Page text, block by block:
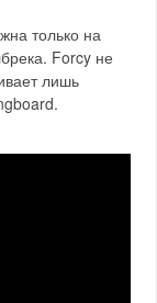
только на
Forcy не
лишь